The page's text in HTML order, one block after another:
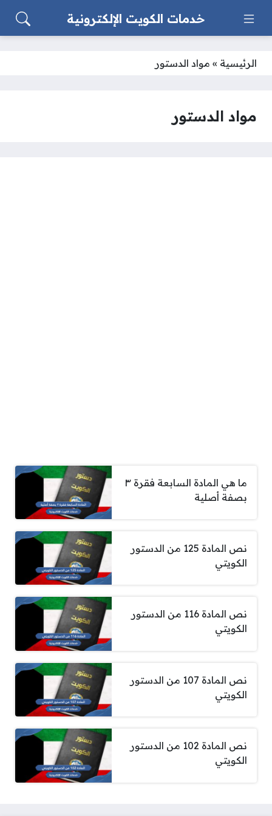
خدمات الكويت الإلكترونية
الرئيسية » مواد الدستور
مواد الدستور
ما هي المادة السابعة فقرة ٣
بصفة أصلية
نص المادة 125 من الدستور
الكويتي
نص المادة 116 من الدستور
الكويتي
نص المادة 107 من الدستور
الكويتي
نص المادة 102 من الدستور
الكويتي